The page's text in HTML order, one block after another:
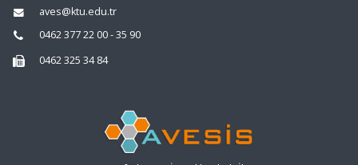
aves@ktu.edu.tr
0462 377 22 00 - 35 90
0462 325 34 84